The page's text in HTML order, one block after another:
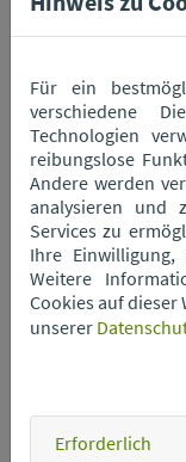
Wertstoffhof
Wertstoffhof
Wertstoffhof
Wertstoffhof
Für ein
verschiedene
Technologien
reibungslose
Andere werden
analysieren und
Services zu
Ihre
Weitere
Cookies auf dieser
unserer
Erforderlich